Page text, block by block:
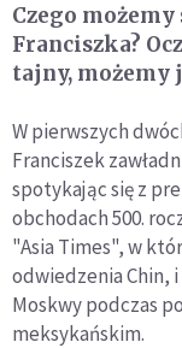
Czego
Franciszka?
tajny, możemy
W pierwszych
Franciszek
spotykając się z
obchodach 500.
"Asia Times", w
odwiedzenia Chin,
Moskwy podczas
meksykańskim.